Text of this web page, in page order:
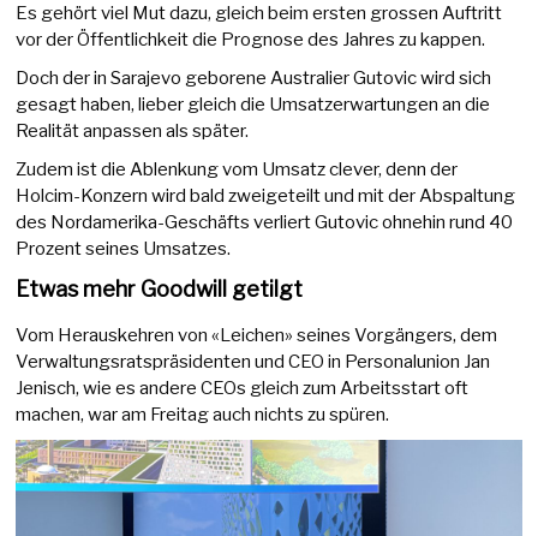
Es gehört viel Mut dazu, gleich beim ersten grossen Auftritt
vor der Öffentlichkeit die Prognose des Jahres zu kappen.
Doch der in Sarajevo geborene Australier Gutovic wird sich
gesagt haben, lieber gleich die Umsatzerwartungen an die
Realität anpassen als später.
Zudem ist die Ablenkung vom Umsatz clever, denn der
Holcim-Konzern wird bald zweigeteilt und mit der Abspaltung
des Nordamerika-Geschäfts verliert Gutovic ohnehin rund 40
Prozent seines Umsatzes.
Etwas mehr Goodwill getilgt
Vom Herauskehren von «Leichen» seines Vorgängers, dem
Verwaltungsratspräsidenten und CEO in Personalunion Jan
Jenisch, wie es andere CEOs gleich zum Arbeitsstart oft
machen, war am Freitag auch nichts zu spüren.